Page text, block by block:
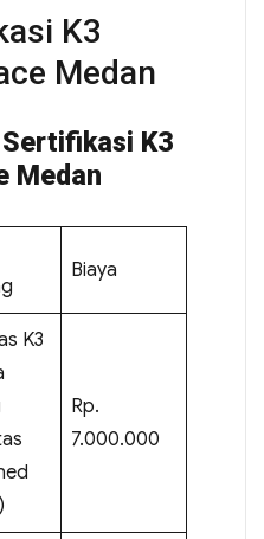
K3
Medan
K3
Medan
Biaya
K3
Rp.
7.000.000